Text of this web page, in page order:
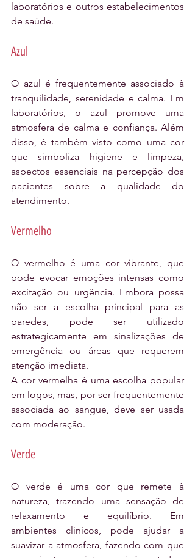
laboratórios e outros estabelecimentos
de saúde.
Azul
O azul é frequentemente associado à
tranquilidade, serenidade e calma. Em
laboratórios, o azul promove uma
atmosfera de calma e confiança. Além
disso, é também visto como uma cor
que simboliza higiene e limpeza,
aspectos essenciais na percepção dos
pacientes sobre a qualidade do
atendimento.
Vermelho
O vermelho é uma cor vibrante, que
pode evocar emoções intensas como
excitação ou urgência. Embora possa
não ser a escolha principal para as
paredes, pode ser utilizado
estrategicamente em sinalizações de
emergência ou áreas que requerem
atenção imediata.
A cor vermelha é uma escolha popular
em logos, mas, por ser frequentemente
associada ao sangue, deve ser usada
com moderação.
Verde
O verde é uma cor que remete à
natureza, trazendo uma sensação de
relaxamento e equilíbrio. Em
ambientes clínicos, pode ajudar a
suavizar a atmosfera, fazendo com que